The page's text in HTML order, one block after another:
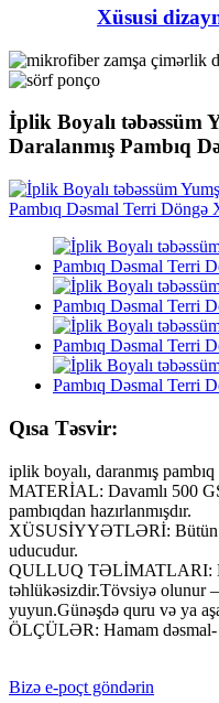
Xüsusi
İplik Boyalı təbəssüm
Daralanmış Pambıq
Qısa Təsvir:
iplik boyalı, daranmış pambıq
MATERİAL: Davamlı 500
pambıqdan hazırlanmışdır.
XÜSUSİYYƏTLƏRİ: Bütün
uducudur.
QULLUQ TƏLİMATLARI:
təhlükəsizdir.Tövsiyə olunur
yuyun.Günəşdə quru və ya
ÖLÇÜLƏR: Hamam dəsmal-
Bizə e-poçt göndərin